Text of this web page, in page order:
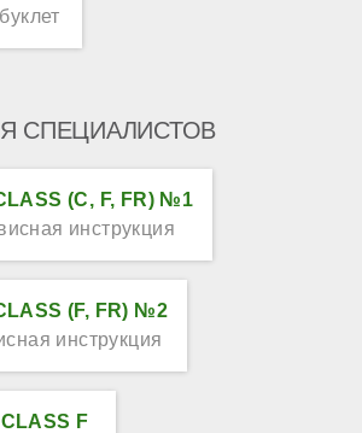
СПЕЦИАЛИСТОВ
(C, F, FR) №1
инструкция
(F, FR) №2
инструкция
F